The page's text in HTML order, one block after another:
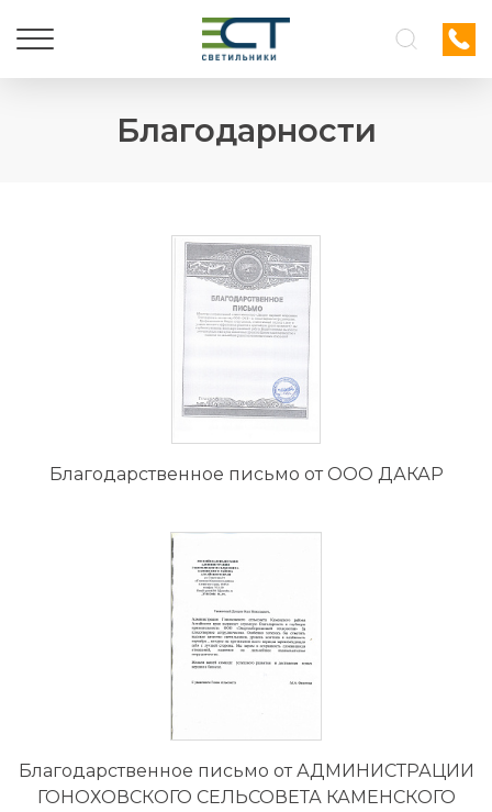
Благодарности
Благодарственное письмо от ООО ДАКАР
Благодарственное письмо от АДМИНИСТРАЦИИ
ГОНОХОВСКОГО СЕЛЬСОВЕТА КАМЕНСКОГО